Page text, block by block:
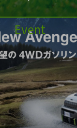
Event